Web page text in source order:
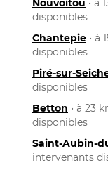
Nouvoitou • à
disponibles
Chantepie • à
disponibles
Piré-sur-
disponibles
Betton • à 23
disponibles
Saint-Aubin-
intervenants